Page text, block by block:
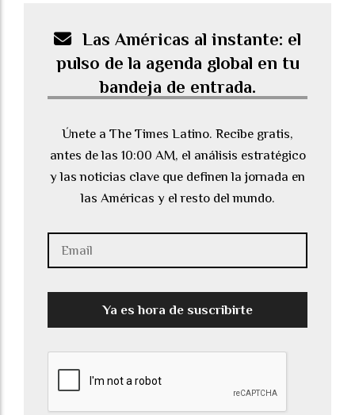
Las Américas al instante: el
pulso de la agenda global en tu
bandeja de entrada.
Únete a The Times Latino. Recibe gratis,
antes de las 10:00 AM, el análisis estratégico
y las noticias clave que definen la jornada en
las Américas y el resto del mundo.
Ya es hora de suscribirte